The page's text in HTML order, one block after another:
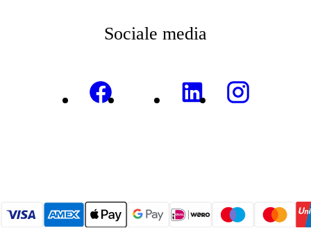
Sociale media